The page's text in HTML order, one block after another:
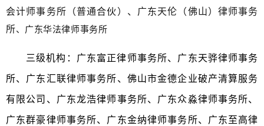
会计师事务所（普通合伙）、广东天伦（佛山）律师事务
所、广东华法律师事务所
三级机构：广东富正律师事务所、广东天骅律师事务
所、广东汇联律师事务所、佛山市金德企业破产清算服务
有限公司、广东龙浩律师事务所、广东众淼律师事务所、
广东群豪律师事务所、广东金纳律师事务所、广东至高律